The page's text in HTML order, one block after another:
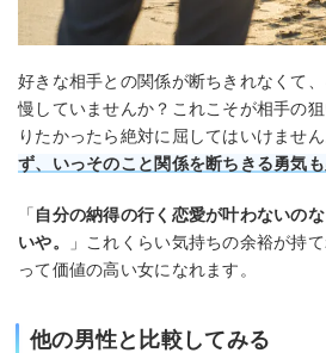
好きな相手との関係が断ちきれなくて
慢していませんか？これこそが相手の
りたかったら絶対に屈してはいけませ
ず、いっそのこと関係を断ちきる勇気
「 自分の納得の行く恋愛が叶わないの
いや。
」これくらい気持ちの余裕が持
って価値の高い女になれます。
他の男性と比較してみる